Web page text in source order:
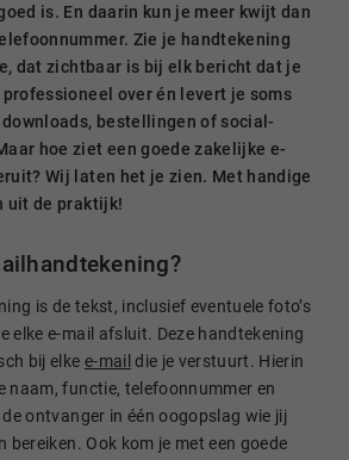
is. En daarin kun je meer kwijt dan
Zie je handtekening
dat zichtbaar is bij elk bericht dat je
over én levert je soms
bestellingen of social-
hoe ziet een goede zakelijke e-
Wij laten het je zien. Met handige
uit de praktijk!
is de tekst, inclusief eventuele foto’s
elke e-mail afsluit. Deze handtekening
bij elke e-mail die je verstuurt. Hierin
naam, functie, telefoonnummer en
ontvanger in één oogopslag wie jij
bereiken. Ook kom je met een goede